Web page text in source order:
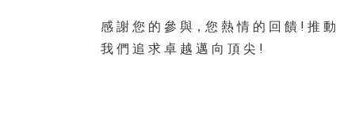
感 謝 您 的 參 與，您 熱 情 的 回 饋 ! 推 動
我 們 追 求 卓 越 邁 向 頂 尖 !